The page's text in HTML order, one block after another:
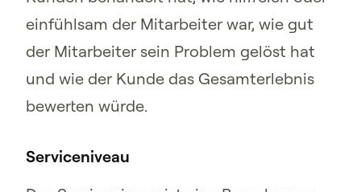
einfühlsam der Mitarbeiter war, wie gut
der Mitarbeiter sein Problem gelöst hat
und wie der Kunde das Gesamterlebnis
bewerten würde.
Serviceniveau